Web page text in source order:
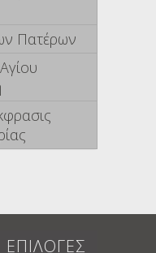
Πατέρων
ΕΠΙΛΟΓΕΣ